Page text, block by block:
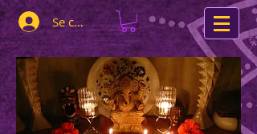
Se connecter